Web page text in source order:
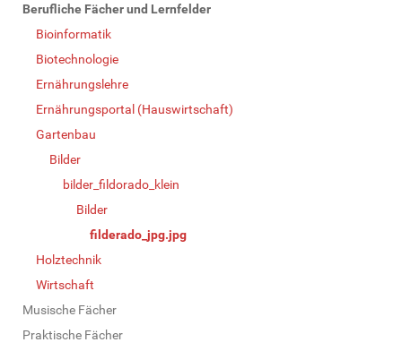
Berufliche Fächer und Lernfelder
Bioinformatik
Biotechnologie
Ernährungslehre
Ernährungsportal (Hauswirtschaft)
Gartenbau
Bilder
bilder_fildorado_klein
Bilder
filderado_jpg.jpg
Holztechnik
Wirtschaft
Musische Fächer
Praktische Fächer